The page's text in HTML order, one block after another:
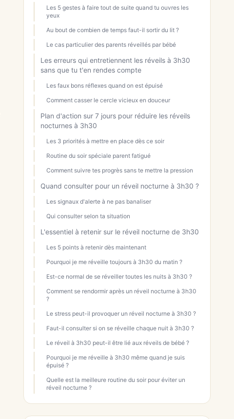
Les 5 gestes à faire tout de suite quand tu ouvres les
yeux
Au bout de combien de temps faut-il sortir du lit ?
Le cas particulier des parents réveillés par bébé
Les erreurs qui entretiennent les réveils à 3h30
sans que tu t'en rendes compte
Les faux bons réflexes quand on est épuisé
Comment casser le cercle vicieux en douceur
Plan d'action sur 7 jours pour réduire les réveils
nocturnes à 3h30
Les 3 priorités à mettre en place dès ce soir
Routine du soir spéciale parent fatigué
Comment suivre tes progrès sans te mettre la pression
Quand consulter pour un réveil nocturne à 3h30 ?
Les signaux d'alerte à ne pas banaliser
Qui consulter selon ta situation
L'essentiel à retenir sur le réveil nocturne de 3h30
Les 5 points à retenir dès maintenant
Pourquoi je me réveille toujours à 3h30 du matin ?
Est-ce normal de se réveiller toutes les nuits à 3h30 ?
Comment se rendormir après un réveil nocturne à 3h30
?
Le stress peut-il provoquer un réveil nocturne à 3h30 ?
Faut-il consulter si on se réveille chaque nuit à 3h30 ?
Le réveil à 3h30 peut-il être lié aux réveils de bébé ?
Pourquoi je me réveille à 3h30 même quand je suis
épuisé ?
Quelle est la meilleure routine du soir pour éviter un
réveil nocturne ?